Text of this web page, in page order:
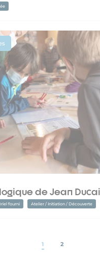
de Jean
fourni Atelier / Initiation / Découverte
1 2